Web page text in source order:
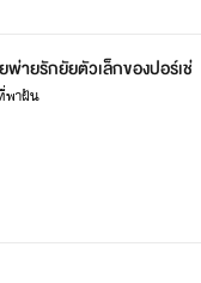
พ่ายรักยัยตัวเล็กของปอร์เช่
พาฝัน